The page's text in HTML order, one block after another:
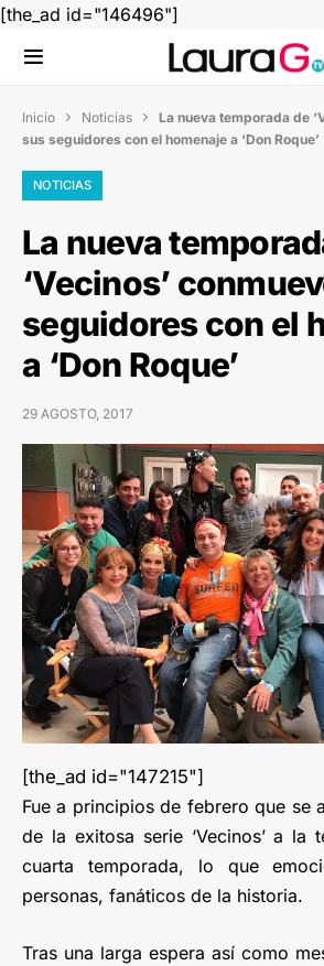
[the_ad id="146496"]
Inicio  Noticias  La nueva temporada de
sus seguidores con el homenaje a ‘Don Roque’
NOTICIAS
La nueva
‘Vecinos’
seguidores con el
a ‘Don Roque’
29 AGOSTO, 2017
[the_ad id="147215"]
Fue a principios de febrero que se
de la exitosa serie ‘Vecinos’ a la
cuarta temporada, lo que
personas, fanáticos de la historia.
Tras una larga espera así como